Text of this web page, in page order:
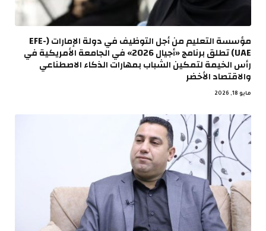
مؤسسة التعليم من أجل التوظيف في دولة الإمارات (EFE-
UAE) تطلق برنامج «أجيال 2026» في الجامعة الأمريكية في
رأس الخيمة لتمكين الشباب بمهارات الذكاء الاصطناعي
والاقتصاد الأخضر
مايو 18, 2026